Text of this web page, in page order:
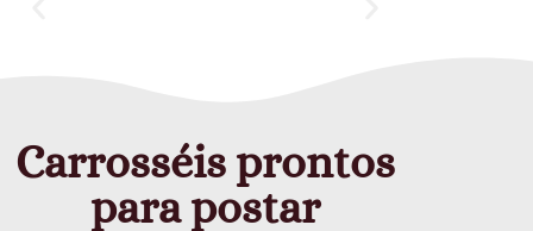
Carrosséis prontos
para postar